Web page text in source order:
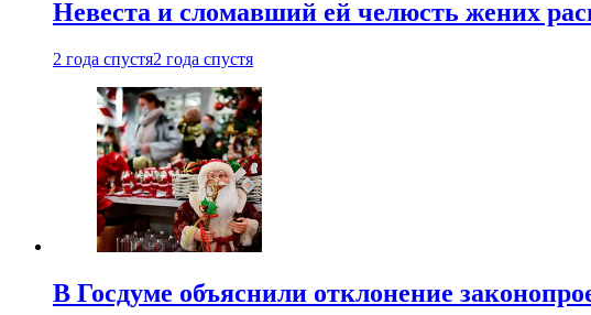
Невеста и сломавший ей челюсть жених
2 года спустя2 года спустя
В Госдуме объяснили отклонение